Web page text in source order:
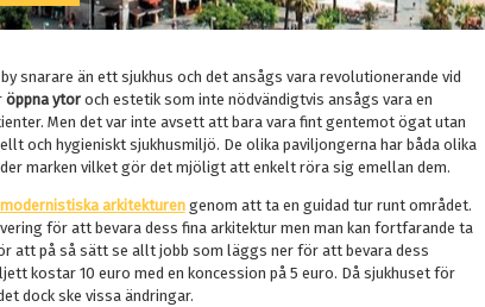
snarare än ett sjukhus och det ansågs vara revolutionerande vid
öppna ytor och estetik som inte nödvändigtvis ansågs vara en
Men det var inte avsett att bara vara fint gentemot ögat utan
och hygieniskt sjukhusmiljö. De olika paviljongerna har båda olika
marken vilket gör det mjöligt att enkelt röra sig emellan dem.
modernistiska arkitekturengenom att ta en guidad tur runt området.
för att bevara dess fina arkitektur men man kan fortfarande ta
att på så sätt se allt jobb som läggs ner för att bevara dess
kostar 10 euro med en koncession på 5 euro. Då sjukhuset för
dock ske vissa ändringar.